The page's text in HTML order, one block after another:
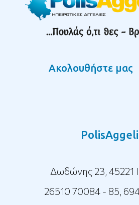
Ακολουθήστε μας
Δωδώνης 23, 45221
26510 70084 - 85,